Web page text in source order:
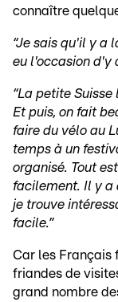
connaître
“Je sais qu'il y a
eu l'occasion d'y
“La petite
Et puis, on fait
faire du vélo au
temps à un
organisé. Tout
facilement. Il y a
je trouve
facile.”
Car les Français
friandes de
grand nombre